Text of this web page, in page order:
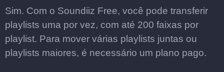
Sim. Com o Soundiiz Free, você pode transferir
playlists uma por vez, com até 200 faixas por
playlist. Para mover várias playlists juntas ou
playlists maiores, é necessário um plano pago.